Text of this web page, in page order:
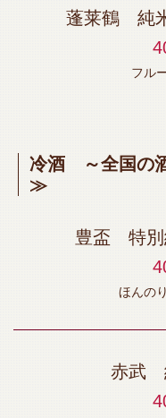
蓬莱鶴 純
フル
冷酒 ～全国の
≫
豊盃 特別
ほんの
赤武